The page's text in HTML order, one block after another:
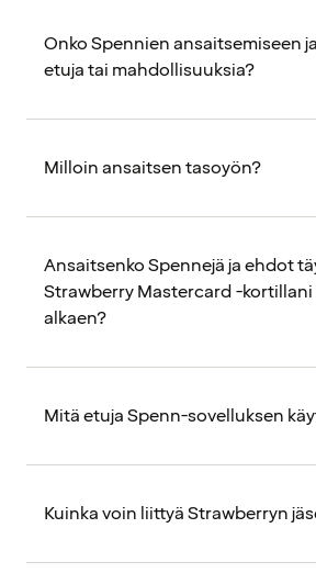
Onko Spennien ansaitsemiseen
etuja tai mahdollisuuksia?
Milloin ansaitsen tasoyön?
Ansaitsenko Spennejä ja ehdot
Strawberry Mastercard -kortillani
alkaen?
Mitä etuja Spenn-sovelluksen
Kuinka voin liittyä Strawberryn